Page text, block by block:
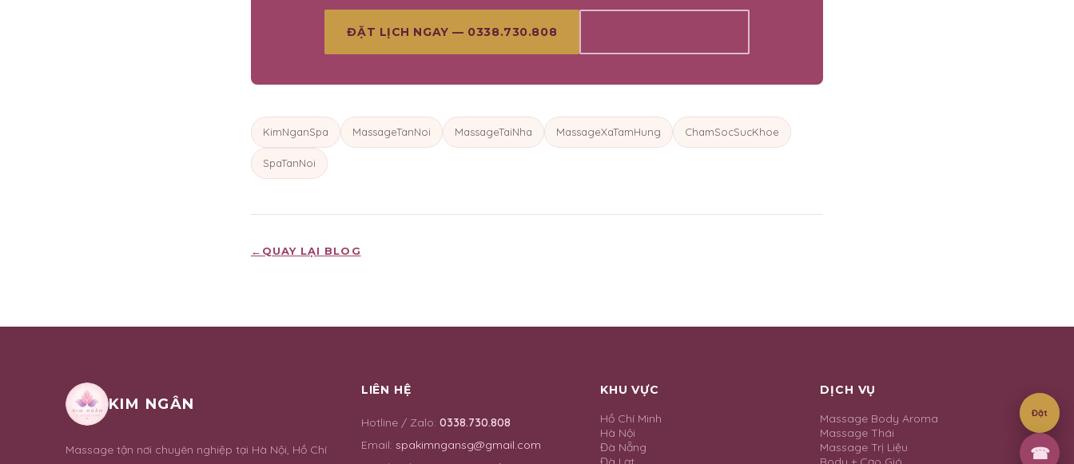
ĐẶT LỊCH NGAY — 0338.730.808
KimNganSpa MassageTanNoi MassageTaiNha MassageXaTamHung ChamSocSucKhoe
SpaTanNoi
← QUAY LẠI BLOG
KIM NGÂN
Massage tận nơi chuyên nghiệp tại Hà Nội, Hồ Chí
LIÊN HỆ
Hotline / Zalo: 0338.730.808
Email: spakimngansg@gmail.com
KHU VỰC
Hồ Chí Minh
Hà Nội
Đà Nẵng
DỊCH VỤ
Massage Body Aroma
Massage Thái
Massage Trị Liệu
Đặt
☎